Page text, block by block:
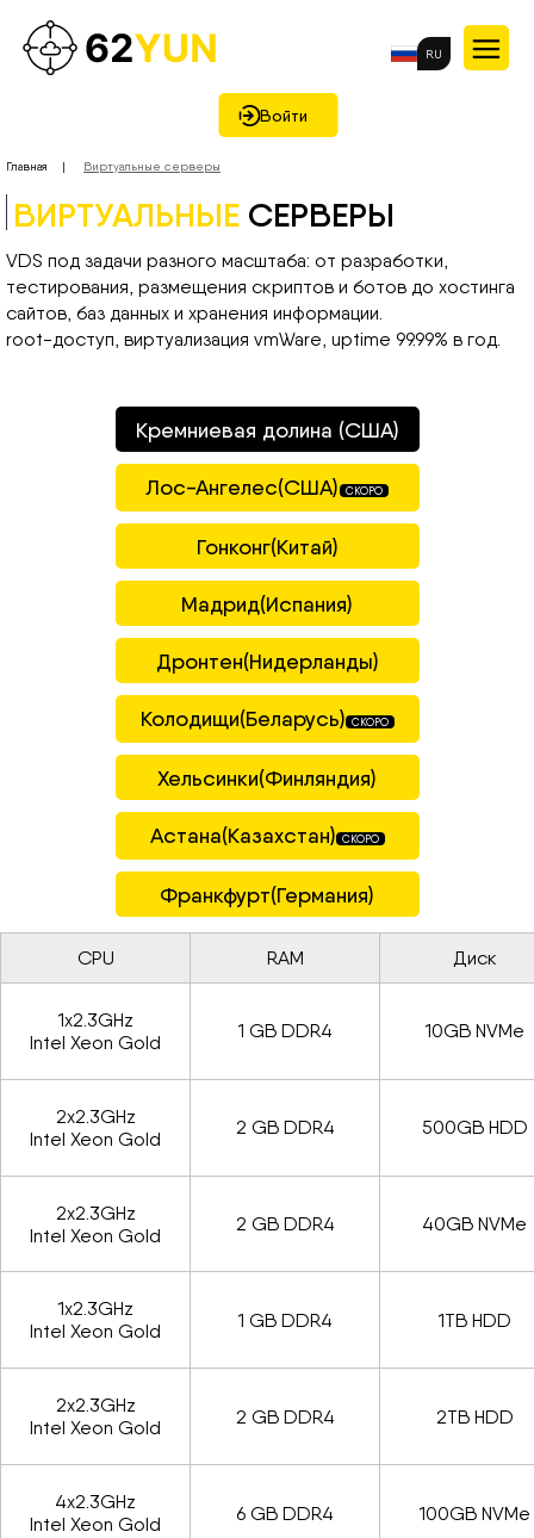
RU
Войти
Главная Виртуальные серверы
ВИРТУАЛЬНЫЕ СЕРВЕРЫ
VDS под задачи разного масштаба: от разработки,
тестирования, размещения скриптов и ботов до хостинга
сайтов, баз данных и хранения информации.
root-доступ, виртуализация vmWare, uptime 99.99% в год.
Кремниевая долина (США)
Лос-Ангелес(США) СКОРО
Гонконг(Китай)
Мадрид(Испания)
Дронтен(Нидерланды)
Колодищи(Беларусь) СКОРО
Хельсинки(Финляндия)
Астана(Казахстан) СКОРО
Франкфурт(Германия)
CPU
1x2.3GHz
Intel Xeon Gold
2x2.3GHz
Intel Xeon Gold
2x2.3GHz
Intel Xeon Gold
1x2.3GHz
Intel Xeon Gold
2x2.3GHz
Intel Xeon Gold
4x2.3GHz
Intel Xeon Gold
RAM
1 GB DDR4
2 GB DDR4
2 GB DDR4
1 GB DDR4
2 GB DDR4
6 GB DDR4
Диск
10GB NVMe
500GB HDD
40GB NVMe
1TB HDD
2TB HDD
100GB NVMe